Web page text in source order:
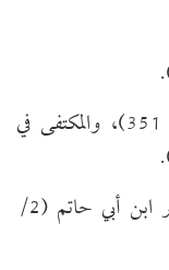
([6]) ينظر: معاني القرآن للنحاس (1/ 351)، والمكتفى في
([7]) تفسير الطبري (6/ 202)، وتفسير ابن أبي حاتم (2/